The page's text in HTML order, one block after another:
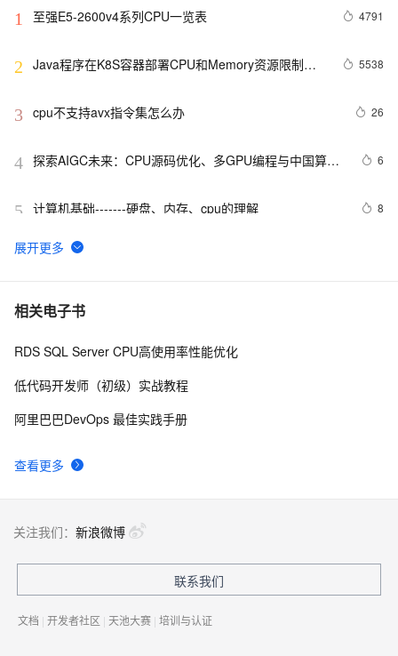
1 至强E5-2600v4系列CPU一览表 4791
2 Java程序在K8S容器部署CPU和Memory资源限制相
5538
3 cpu不支持avx指令集怎么办 26
4 探索AIGC未来：CPU源码优化、多GPU编程与中国算力
6
5 计算机基础-------硬盘、内存、cpu的理解 8
6 cpulimit 限制进程 CPU 资源 _ 笔记
7 cpu分析利器 — async-profiler
8 解决(ARM64-ARMV8)嵌入式Linux系统下X264编码提
带宽/磁盘收费标准)
相关电子书
查看更多
RDS SQL Server CPU高使用率性能优化
低代码开发师（初级）实战教程
阿里巴巴DevOps 最佳实践手册
关注我们： 新浪微博
联系我们
文档 | 开发者社区 | 天池大赛 | 培训与认证